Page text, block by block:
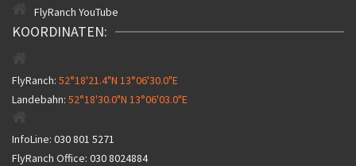
FlyRanch YouTube
KOORDINATEN:
FlyRanch: 52°18'21.4"N 13°06'30.0"E
Landebahn: 52°18'30.0"N 13°06'03.0"E
InfoLine: 030 801 5271
FlyRanch Office: 030 8024884